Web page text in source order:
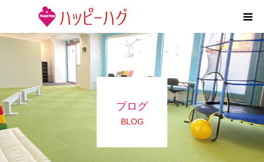
ブログ
BLOG
2つの特徴
5領域支援とお約束
施設紹介